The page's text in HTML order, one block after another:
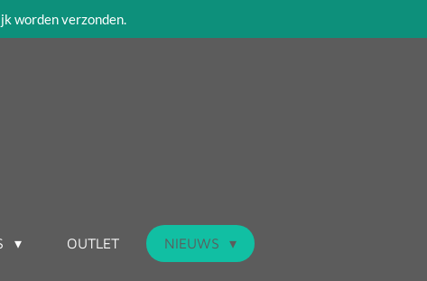
worden verzonden.
OUTLET NIEUWS